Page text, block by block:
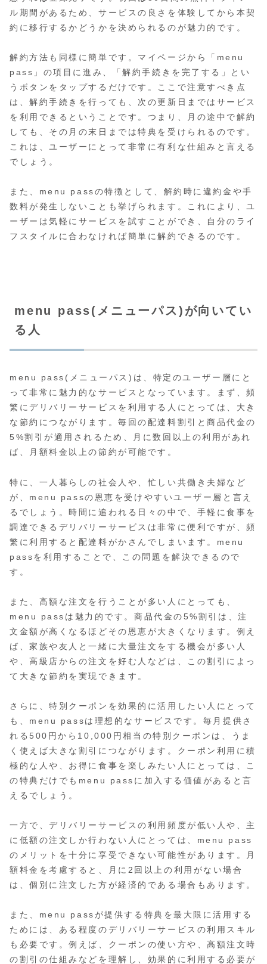
ル期間があるため、サービスの良さを体験してから本契
約に移行するかどうかを決められるのが魅力的です。
解約方法も同様に簡単です。マイページから「menu
pass」の項目に進み、「解約手続きを完了する」とい
うボタンをタップするだけです。ここで注意すべき点
は、解約手続きを行っても、次の更新日まではサービス
を利用できるということです。つまり、月の途中で解約
しても、その月の末日までは特典を受けられるのです。
これは、ユーザーにとって非常に有利な仕組みと言える
でしょう。
また、menu passの特徴として、解約時に違約金や手
数料が発生しないことも挙げられます。これにより、ユ
ーザーは気軽にサービスを試すことができ、自分のライ
フスタイルに合わなければ簡単に解約できるのです。
menu pass(メニューパス)が向いてい
る人
menu pass(メニューパス)は、特定のユーザー層にと
って非常に魅力的なサービスとなっています。まず、頻
繁にデリバリーサービスを利用する人にとっては、大き
な節約につながります。毎回の配達料割引と商品代金の
5%割引が適用されるため、月に数回以上の利用があれ
ば、月額料金以上の節約が可能です。
特に、一人暮らしの社会人や、忙しい共働き夫婦など
が、menu passの恩恵を受けやすいユーザー層と言え
るでしょう。時間に追われる日々の中で、手軽に食事を
調達できるデリバリーサービスは非常に便利ですが、頻
繁に利用すると配達料がかさんでしまいます。menu
passを利用することで、この問題を解決できるので
す。
また、高額な注文を行うことが多い人にとっても、
menu passは魅力的です。商品代金の5%割引は、注
文金額が高くなるほどその恩恵が大きくなります。例え
ば、家族や友人と一緒に大量注文をする機会が多い人
や、高級店からの注文を好む人などは、この割引によっ
て大きな節約を実現できます。
さらに、特別クーポンを効果的に活用したい人にとって
も、menu passは理想的なサービスです。毎月提供さ
れる500円から10,000円相当の特別クーポンは、うま
く使えば大きな割引につながります。クーポン利用に積
極的な人や、お得に食事を楽しみたい人にとっては、こ
の特典だけでもmenu passに加入する価値があると言
えるでしょう。
一方で、デリバリーサービスの利用頻度が低い人や、主
に低額の注文しか行わない人にとっては、menu pass
のメリットを十分に享受できない可能性があります。月
額料金を考慮すると、月に2回以上の利用がない場合
は、個別に注文した方が経済的である場合もあります。
また、menu passが提供する特典を最大限に活用する
ためには、ある程度のデリバリーサービスの利用スキル
も必要です。例えば、クーポンの使い方や、高額注文時
の割引の仕組みなどを理解し、効果的に利用する必要が